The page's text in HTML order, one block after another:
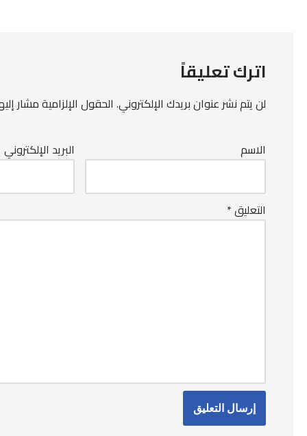
اترك تعليقاً
لن يتم نشر عنوان بريدك الإلكتروني. الحقول الإلزامية مشار
الاسم البريد الإلكتروني
التعليق*